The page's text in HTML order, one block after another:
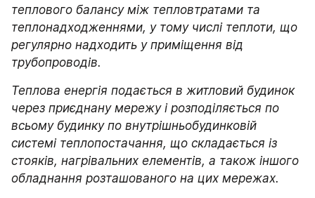
теплового балансу між тепловтратами та
теплонадходженнями, у тому числі теплоти, що
регулярно надходить у приміщення від
трубопроводів.
Теплова енергія подається в житловий будинок
через приєднану мережу і розподіляється по
всьому будинку по внутрішньобудинковій
системі теплопостачання, що складається із
стояків, нагрівальних елементів, а також іншого
обладнання розташованого на цих мережах.